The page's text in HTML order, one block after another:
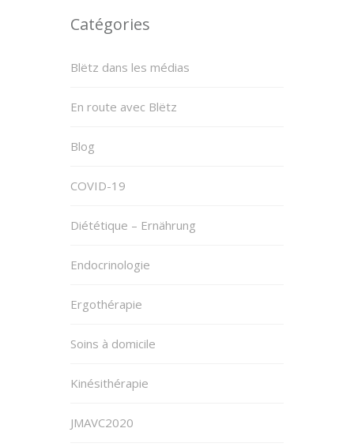
Catégories
Blëtz dans les médias
En route avec Blëtz
Blog
COVID-19
Diététique – Ernährung
Endocrinologie
Ergothérapie
Soins à domicile
Kinésithérapie
JMAVC2020